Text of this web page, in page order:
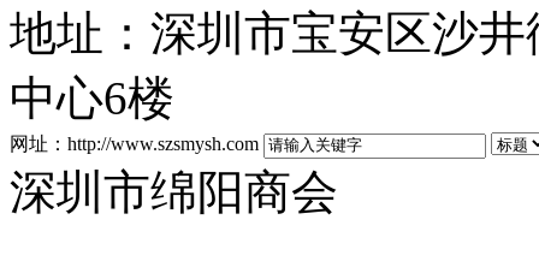
地址：深圳市宝安区沙
中心6楼
网址：http://www.szsmysh.com
深圳市绵阳商会